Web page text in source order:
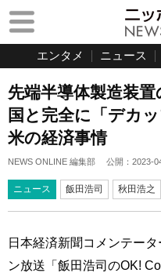
エンタメ ニュース
先端半導体製造装
国と完全に「デカ
米の経済事情
NEWS ONLINE 編集部 公開： 2023-
ニュース 飯田浩司 秋田浩之
日本経済新聞コメンテー
ン放送「飯田浩司のOK!